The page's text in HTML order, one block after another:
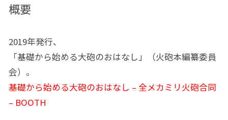
概要
2019年発行、
「基礎から始める大砲のおはなし」（火砲本編纂委員
会）。
基礎から始める大砲のおはなし – 全メカミリ火砲合同
– BOOTH